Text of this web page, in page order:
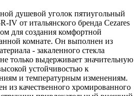
душевой уголок пятиугольный
IV от итальянского бренда Cezares
для создания комфортной
комнате. Он выполнен из
- закаленного стекла
только выдерживает значительную
устойчивостью к
и температурным изменениям.
из качественного хромированного